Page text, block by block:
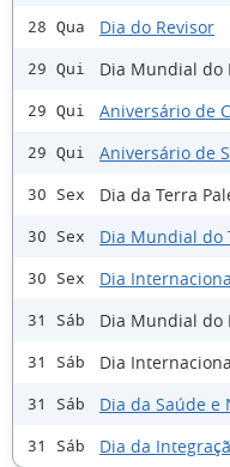
28 Qua Dia do Revisor
29 Qui Dia Mundial do
29 Qui Aniversário de
29 Qui Aniversário de
30 Sex Dia da Terra
30 Sex Dia Mundial do
30 Sex Dia
31 Sáb Dia Mundial do
31 Sáb Dia
31 Sáb Dia da Saúde e
31 Sáb Dia da